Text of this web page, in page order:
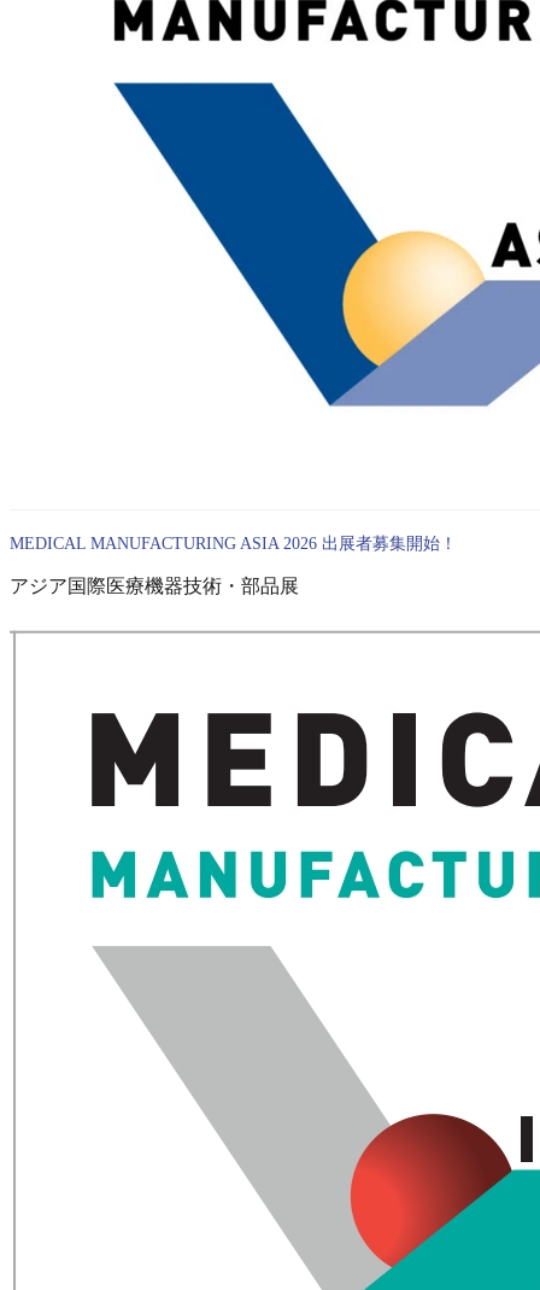
MEDICAL MANUFACTURING ASIA 2026 出展者募集開始！
アジア国際医療機器技術・部品展